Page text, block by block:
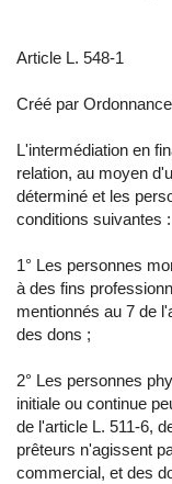
Article L. 548-1
Créé par
L'intermédiation en
relation, au moyen
déterminé et les
conditions suivantes :
1° Les personnes
à des fins
mentionnés au 7 de
des dons ;
2° Les personnes
initiale ou continue
de l'article L. 511-6,
prêteurs n'agissent
commercial, et des